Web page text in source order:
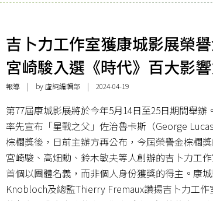
吉卜力工作室獲康城影展榮
宮崎駿入選《時代》百大影
報導 | by 虛詞編輯部 | 2024-04-19
第77屆康城影展將於今年5月14日至25日期間舉辦
率先宣布「星戰之父」佐治魯卡斯（George
棕櫚獎後，日前主辦方再公布，今屆榮譽金棕櫚
宮崎駿、高畑勳、鈴木敏夫等人創辦的吉卜力工
首個以團體名義，而非個人身份獲獎的得主。康
Knobloch及總監Thierry Fremaux讚揚吉卜力工作